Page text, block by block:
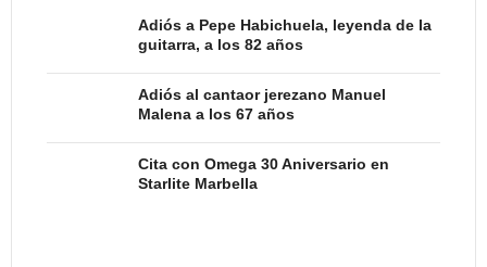
Adiós a Pepe Habichuela, leyenda de la
guitarra, a los 82 años
Adiós al cantaor jerezano Manuel
Malena a los 67 años
Cita con Omega 30 Aniversario en
Starlite Marbella